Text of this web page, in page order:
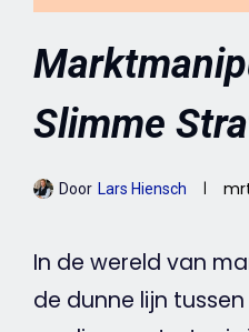
Slimme
Door Lars Hiensch
In de wereld van
de dunne lijn